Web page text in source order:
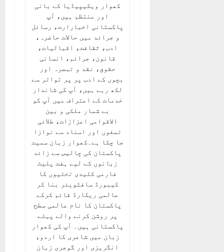
کھوار ویکیپیڈیا کے بانی
اور منتظم ہیں، آپ
پاکستانی اخبارارت، رسائل
و جرائد میں حالات حاضرہ،
ادب، ثقافت، اقبالیات،
قانون، جرائم، انسانی
حقوق، نقد و تبصرہ اور
بچوں کے ادب پر پر تواتر سے
لکھ رہے ہیں، آپ کی شاندار
خدمات کے اعتراف میں آپ کو
بے شمار ملکی و بین
الاقوامی اعزازات، طلائی
تمغوں اور اسناد سے نوازا
جا چکا ہے۔کھوار زبان سمیت
پاکستان کی چالیس سے زائد
زبانوں کے لیے ہفت پلیٹ
فارمی کلیدی تختیوں کا
کیبورڈ سافٹویئر بنا کر
عالمی ریکارڈ قائم کرکے
پاکستان کا نام عالمی سطح
پر روشن کرنے والے پہلے
پاکستانی ہیں۔ آپ کی کھوار
زبان میں شاعری کا اردو،
انگریزی اور گوجری زبان